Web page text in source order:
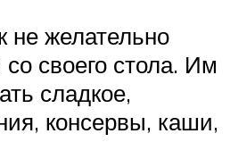
не желательно
своего стола. Им
сладкое,
консервы, каши,